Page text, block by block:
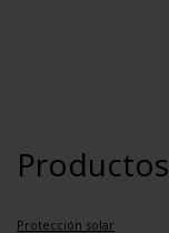
Productos
Protección solar